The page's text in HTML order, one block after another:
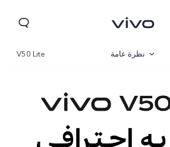
V50 Lite نظرة عامة
مواصفات المنتج